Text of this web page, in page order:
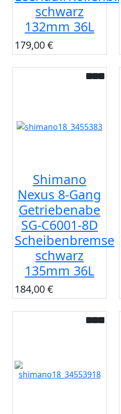
schwarz
132mm 36L
179,00 €
Shimano
Nexus 8-Gang
Getriebenabe
SG-C6001-8D
Scheibenbremse
schwarz
135mm 36L
184,00 €